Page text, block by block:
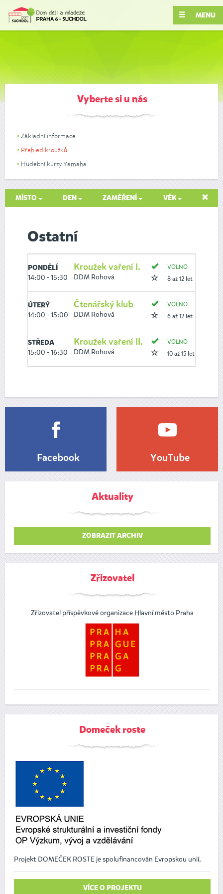
MENU
Vyberte si u nás
Základní informace
Přehled kroužků
Hudební kurzy Yamaha
MÍSTO DEN ZAMĚŘENÍ VĚK
Ostatní
PONDĚLÍ
14:00 - 15:30
Kroužek vaření I.
DDM Rohová
VOLNO
8 až 12 let
ÚTERÝ
14:00 - 15:00
Čtenářský klub
DDM Rohová
VOLNO
6 až 12 let
STŘEDA
15:00 - 16:30
Kroužek vaření II.
DDM Rohová
VOLNO
10 až 15 let
Facebook YouTube
Aktuality
ZOBRAZIT ARCHIV
Zřizovatel
Zřizovatel příspěvkové organizace Hlavní město Praha
Domeček roste
Projekt DOMEČEK ROSTE je spolufinancován Evropskou unií.
VÍCE O PROJEKTU